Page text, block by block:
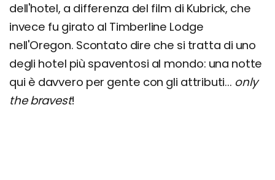
dell'hotel, a differenza del film di Kubrick, che
invece fu girato al Timberline Lodge
nell'Oregon. Scontato dire che si tratta di uno
degli hotel più spaventosi al mondo: una notte
qui è davvero per gente con gli attributi... only
the bravest!